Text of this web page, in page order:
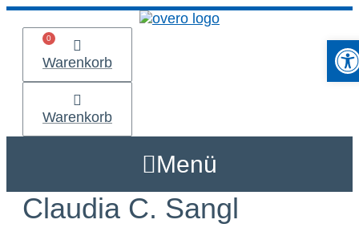
Zum
Inhalt
springen
Warenkorb
Warenkorb
Menü
Claudia C. Sangl